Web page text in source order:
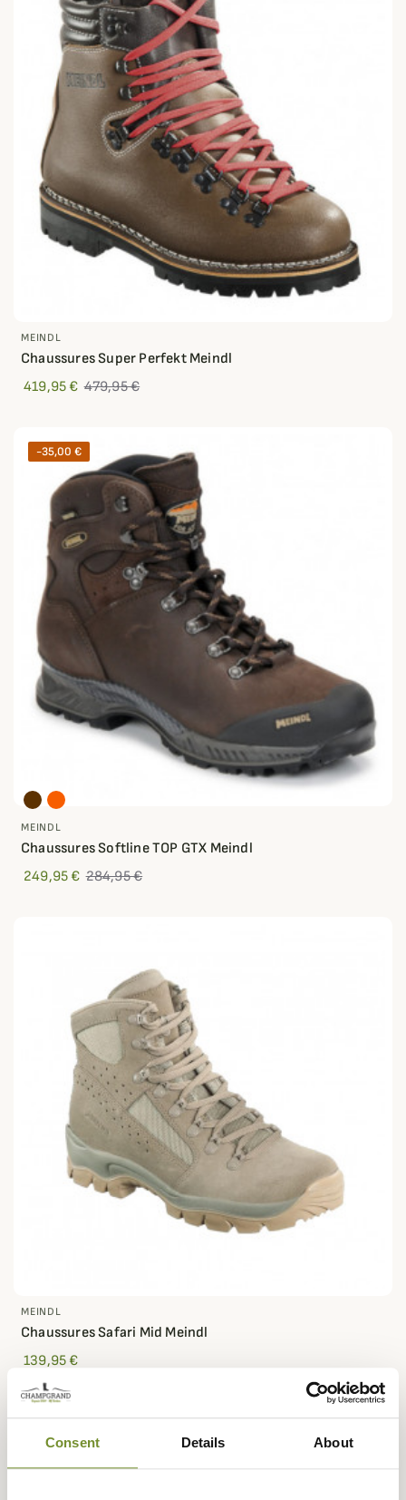
Consent Details About
MEINDL
Chaussures Super Perfekt Meindl
419,95 € 479,95 €
-35,00 €
MEINDL
Chaussures Softline TOP GTX Meindl
249,95 € 284,95 €
MEINDL
Chaussures Safari Mid Meindl
139,95 €